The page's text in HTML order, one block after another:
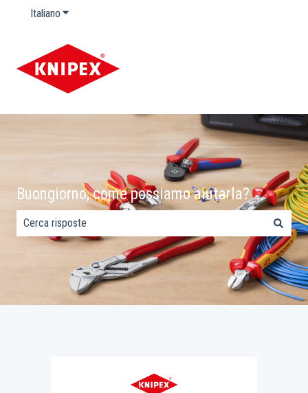
Italiano Mostra sottomenu per le traduzioni
Buongiorno, come possiamo aiutarla?
Non sono presenti suggerimenti perché il campo di ricerca è